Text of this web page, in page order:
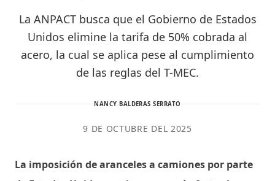
La ANPACT busca que el Gobierno de Estados
Unidos elimine la tarifa de 50% cobrada al
acero, la cual se aplica pese al cumplimiento
de las reglas del T-MEC.
NANCY BALDERAS SERRATO
9 DE OCTUBRE DEL 2025
La imposición de aranceles a camiones por parte